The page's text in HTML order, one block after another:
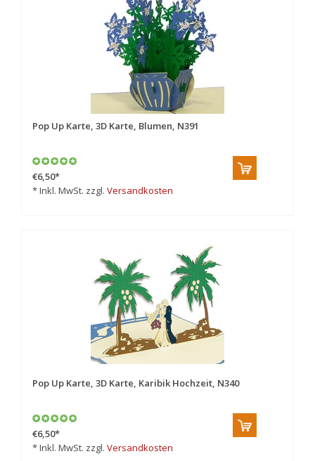
Pop Up Karte, 3D Karte, Blumen, N391
€6,50*
* Inkl. MwSt. zzgl. Versandkosten
Pop Up Karte, 3D Karte, Karibik Hochzeit, N340
€6,50*
* Inkl. MwSt. zzgl. Versandkosten